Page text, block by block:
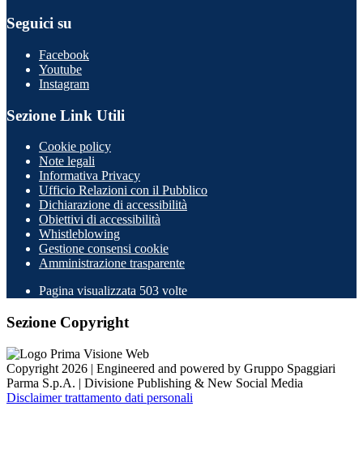
Seguici su
Facebook
Youtube
Instagram
Sezione Link Utili
Cookie policy
Note legali
Informativa Privacy
Ufficio Relazioni con il Pubblico
Dichiarazione di accessibilità
Obiettivi di accessibilità
Whistleblowing
Gestione consensi cookie
Amministrazione trasparente
Pagina visualizzata 503 volte
Sezione Copyright
Copyright 2026 | Engineered and powered by Gruppo Spaggiari
Parma S.p.A. | Divisione Publishing & New Social Media
Disclaimer trattamento dati personali